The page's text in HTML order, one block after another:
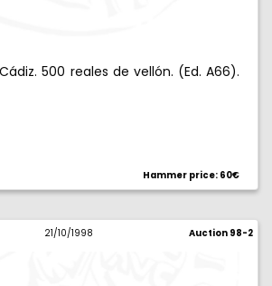
500 reales de vellón. (Ed. A66).
Hammer price: 60€
21/10/1998 Auction 98-2